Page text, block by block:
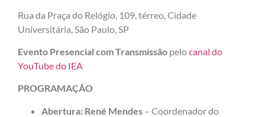
Rua da Praça do Relógio, 109, térreo, Cidade
Universitária, São Paulo, SP
Evento Presencial com Transmissão pelocanal do
YouTube do IEA
PROGRAMAÇÃO
Abertura: René Mendes – Coordenador do